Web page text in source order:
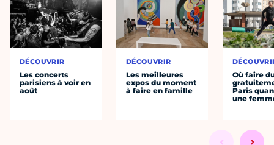
DÉCOUVRIR
Les concerts
parisiens à voir en
août
DÉCOUVRIR
Les meilleures
expos du moment
à faire en famille
Où faire
Paris
une